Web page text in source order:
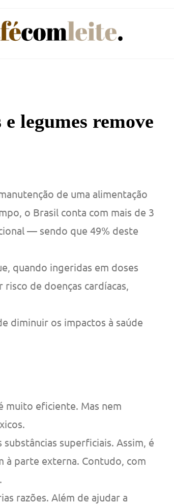
legumes remove
de uma alimentação
o Brasil conta com mais de 3
— sendo que 49% deste
quando ingeridas em doses
de doenças cardíacas,
diminuir os impactos à saúde
muito eficiente. Mas nem
superficiais. Assim, é
à parte externa. Contudo, com
razões. Além de ajudar a